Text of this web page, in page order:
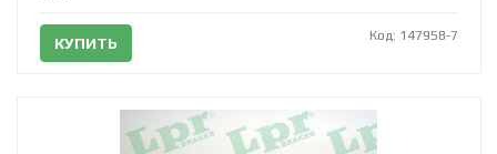
КУПИТЬ Код: 147958-7